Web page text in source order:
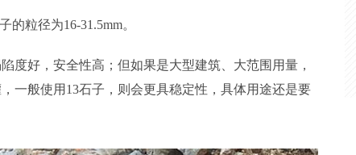
的粒径为16-31.5mm。
度好，安全性高；但如果是大型建筑、大范围用量，
一般使用13石子，则会更具稳定性，具体用途还是要